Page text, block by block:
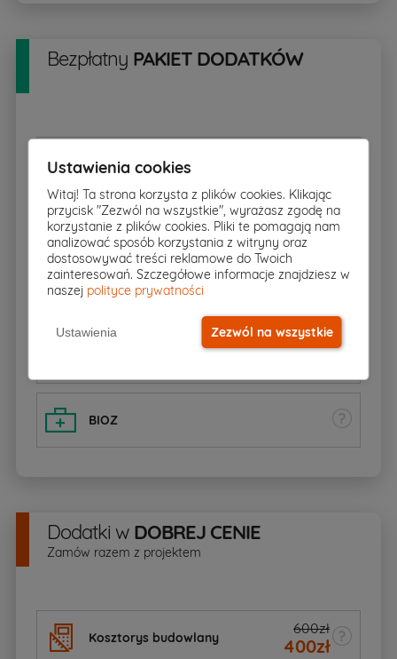
Bezpłatny PAKIET DODATKÓW
Rzut w skali 1:500
Charakterystyka energetyczna
Zgoda na zmiany
BIOZ
Dodatki w DOBREJ CENIE
Zamów razem z projektem
Kosztorys budowlany
600zł
400zł
Ustawienia cookies
Witaj! Ta strona korzysta z plików cookies. Klikając
przycisk "Zezwól na wszystkie", wyrażasz zgodę na
korzystanie z plików cookies. Pliki te pomagają nam
analizować sposób korzystania z witryny oraz
dostosowywać treści reklamowe do Twoich
zainteresowań. Szczegółowe informacje znajdziesz w
naszej polityce prywatności
Ustawienia Zezwól na wszystkie